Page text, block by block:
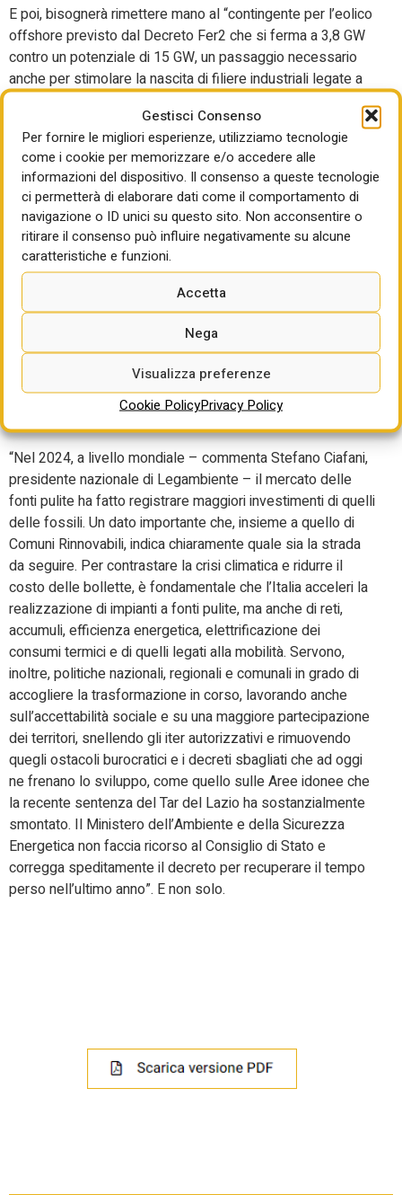
Gestisci Consenso
Per fornire le migliori esperienze, utilizziamo tecnologie
come i cookie per memorizzare e/o accedere alle
informazioni del dispositivo. Il consenso a queste tecnologie
ci permetterà di elaborare dati come il comportamento di
navigazione o ID unici su questo sito. Non acconsentire o
ritirare il consenso può influire negativamente su alcune
caratteristiche e funzioni.
Accetta
Nega
Visualizza preferenze
Cookie PolicyPrivacy Policy
E poi, bisognerà rimettere mano al “contingente per l’eolico
offshore previsto dal Decreto Fer2 che si ferma a 3,8 GW
contro un potenziale di 15 GW, un passaggio necessario
anche per stimolare la nascita di filiere industriali legate a
questa tecnologia, garantendo tra l’altro la riconversione di
industrie oggi in crisi”. Infine, “è importante anche fornire i
giusti strumenti, tra questi: completare, al più presto,
l’organico della Commissione Pnrr – Pniec”, rafforzare
“anche il personale degli uffici regionali e comunali preposti
alle autorizzazioni, senza dimenticare di completare e
accelerare la transizione verso il prezzo zonale formato in
base al sistema energetico delle varie aree geografiche”.
Su questo, conclude il rapporto, “occorre eliminare al più
presto il corrispettivo aggiuntivo stabilito da Arera che
unifica i prezzi a livello nazionale, ma anche lavorare per
dividere nel prezzo finale quello relativo al gas e
rinnovabili”. E sarà “fondamentale lavorare anche su una
necessaria accettabilità sociale degli impianti, e a tal fine
fondamentale avviare una campagna di informazione
capillare nei territori sui vantaggi di queste tecnologie”.
“Nel 2024, a livello mondiale – commenta Stefano Ciafani,
presidente nazionale di Legambiente – il mercato delle
fonti pulite ha fatto registrare maggiori investimenti di quelli
delle fossili. Un dato importante che, insieme a quello di
Comuni Rinnovabili, indica chiaramente quale sia la strada
da seguire. Per contrastare la crisi climatica e ridurre il
costo delle bollette, è fondamentale che l’Italia acceleri la
realizzazione di impianti a fonti pulite, ma anche di reti,
accumuli, efficienza energetica, elettrificazione dei
consumi termici e di quelli legati alla mobilità. Servono,
inoltre, politiche nazionali, regionali e comunali in grado di
accogliere la trasformazione in corso, lavorando anche
sull’accettabilità sociale e su una maggiore partecipazione
dei territori, snellendo gli iter autorizzativi e rimuovendo
quegli ostacoli burocratici e i decreti sbagliati che ad oggi
ne frenano lo sviluppo, come quello sulle Aree idonee che
la recente sentenza del Tar del Lazio ha sostanzialmente
smontato. Il Ministero dell’Ambiente e della Sicurezza
Energetica non faccia ricorso al Consiglio di Stato e
corregga speditamente il decreto per recuperare il tempo
perso nell’ultimo anno”. E non solo.